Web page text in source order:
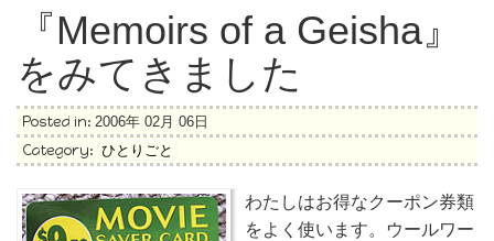
『Memoirs of a Geisha』
をみてきました
Posted in: 2006年 02月 06日
Category: ひとりごと
わたしはお得なクーポン券類
をよく使います。ウールワー